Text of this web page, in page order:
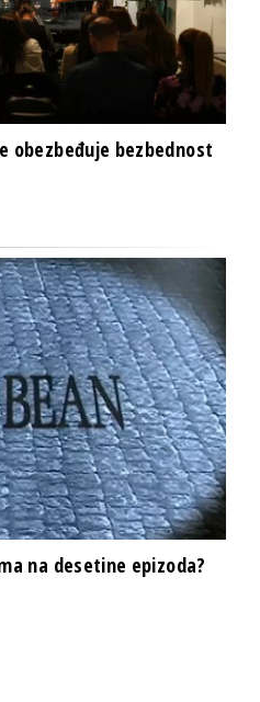
obezbeđuje bezbednost
na desetine epizoda?